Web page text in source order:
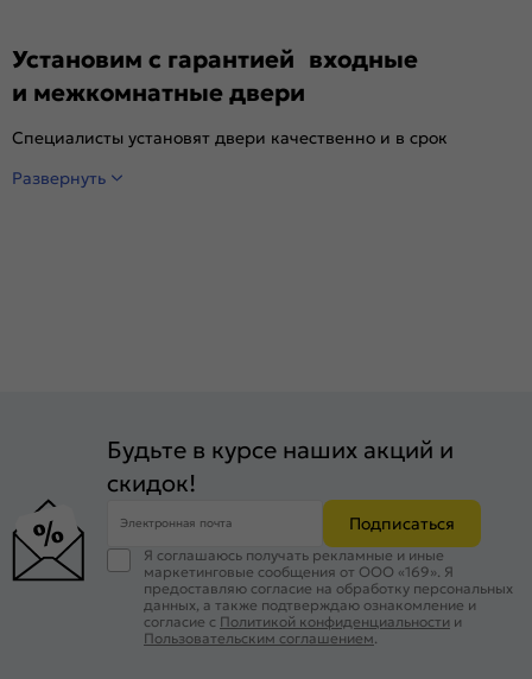
Установим с гарантией входные
и межкомнатные двери
Специалисты установят двери качественно и в срок
Развернуть
Будьте в курсе наших акций и
скидок!
Электронная почта Подписаться
Я соглашаюсь получать рекламные и иные
маркетинговые сообщения от ООО «169». Я
предоставляю согласие на обработку персональных
данных, а также подтверждаю ознакомление и
согласие с Политикой конфиденциальности и
Пользовательским соглашением